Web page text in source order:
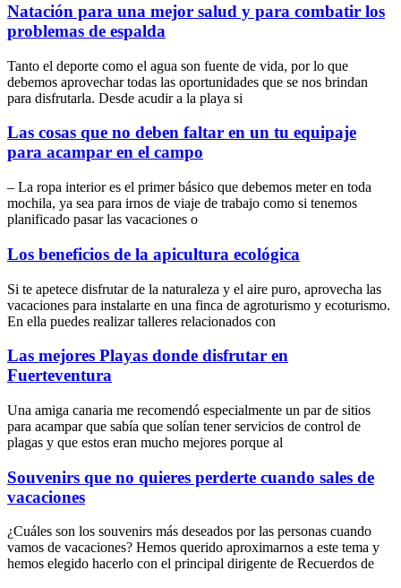
Natación para una mejor salud y para combatir los
problemas de espalda
Tanto el deporte como el agua son fuente de vida, por lo que
debemos aprovechar todas las oportunidades que se nos brindan
para disfrutarla. Desde acudir a la playa si
Las cosas que no deben faltar en un tu equipaje
para acampar en el campo
– La ropa interior es el primer básico que debemos meter en toda
mochila, ya sea para irnos de viaje de trabajo como si tenemos
planificado pasar las vacaciones o
Los beneficios de la apicultura ecológica
Si te apetece disfrutar de la naturaleza y el aire puro, aprovecha las
vacaciones para instalarte en una finca de agroturismo y ecoturismo.
En ella puedes realizar talleres relacionados con
Las mejores Playas donde disfrutar en
Fuerteventura
Una amiga canaria me recomendó especialmente un par de sitios
para acampar que sabía que solían tener servicios de control de
plagas y que estos eran mucho mejores porque al
Souvenirs que no quieres perderte cuando sales de
vacaciones
¿Cuáles son los souvenirs más deseados por las personas cuando
vamos de vacaciones? Hemos querido aproximarnos a este tema y
hemos elegido hacerlo con el principal dirigente de Recuerdos de